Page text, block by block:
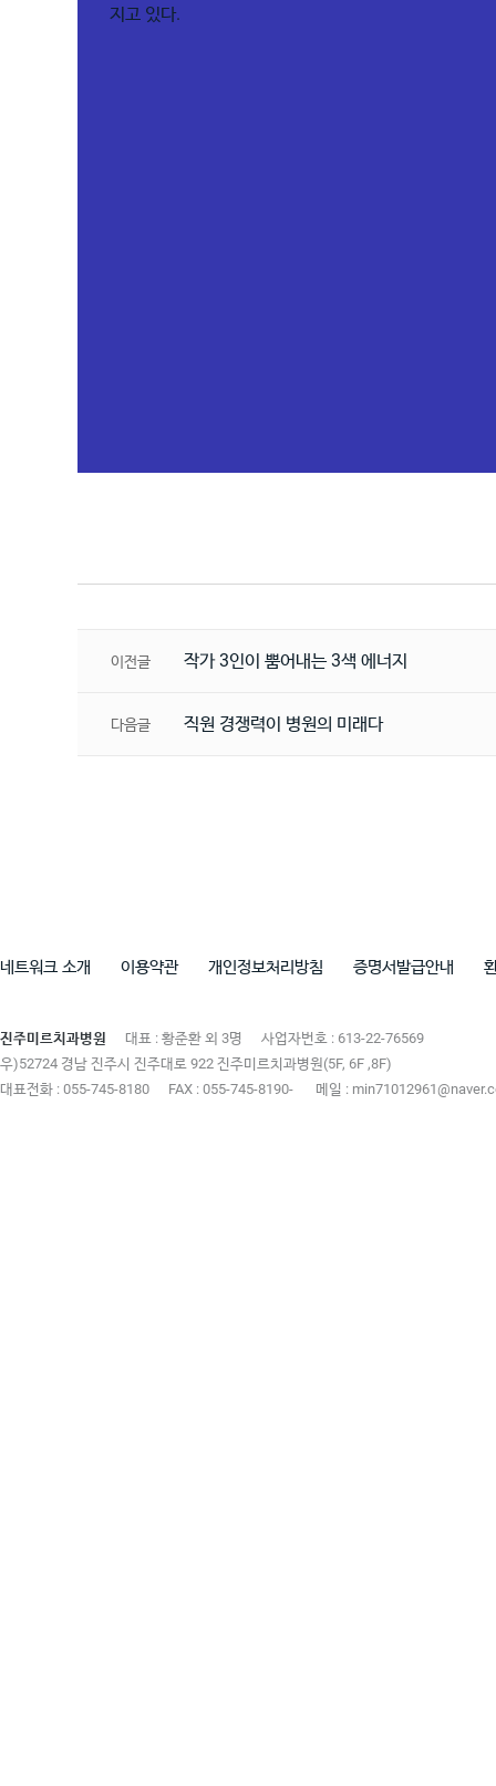
지고 있다.
이전글 작가 3인이 뿜어내는 3색 에너지
다음글 직원 경쟁력이 병원의 미래다
네트워크 소개 이용약관 개인정보처리방침 증명서발급안내
진주미르치과병원 대표 : 황준환 외 3명
사업자번호 : 613-22-76569
우)52724 경남 진주시 진주대로 922 진주미르치과병원(5F, 6F ,8F)
대표전화 : 055-745-8180
FAX : 055-745-8190- 메일 :